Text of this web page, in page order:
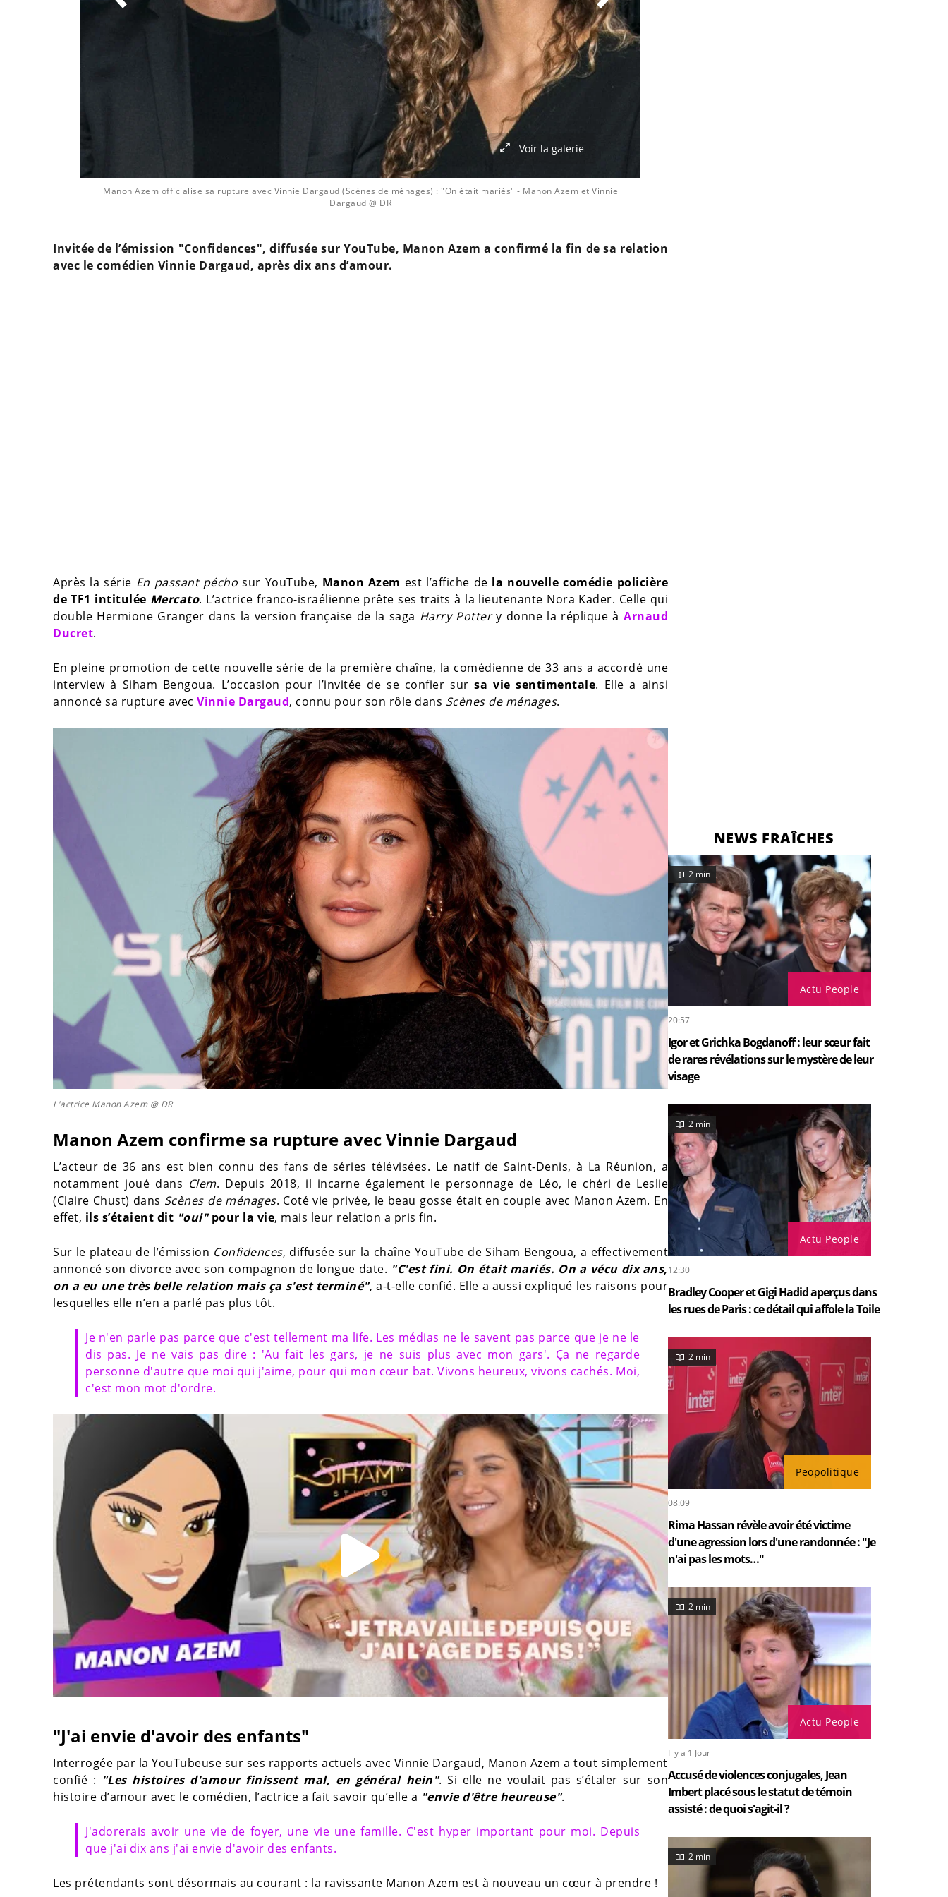
Manon Azem officialise sa rupture avec Vinnie Dargaud (Scènes de ménages) : "On était mariés" - Manon Azem et Vinnie
Dargaud @ DR
Voir la galerie
Invitée de l’émission "Confidences", diffusée sur YouTube, Manon Azem a confirmé la fin de sa relation
avec le comédien Vinnie Dargaud, après dix ans d’amour.
Après la série En passant pécho sur YouTube, Manon Azem est l’affiche de la nouvelle comédie policière
de TF1 intitulée Mercato. L’actrice franco-israélienne prête ses traits à la lieutenante Nora Kader. Celle qui
double Hermione Granger dans la version française de la saga Harry Pottery donne la réplique àArnaud
Ducret.
En pleine promotion de cette nouvelle série de la première chaîne, la comédienne de 33 ans a accordé une
interview à Siham Bengoua. L’occasion pour l’invitée de se confier sursa vie sentimentale. Elle a ainsi
annoncé sa rupture avec Vinnie Dargaud, connu pour son rôle dans Scènes de ménages.
L'actrice Manon Azem @ DR
Manon Azem confirme sa rupture avec Vinnie Dargaud
L’acteur de 36 ans est bien connu des fans de séries télévisées. Le natif de Saint-Denis, à La Réunion, a
notamment joué dans Clem. Depuis 2018, il incarne également le personnage de Léo, le chéri de Leslie
(Claire Chust) dans Scènes de ménages. Coté vie privée, le beau gosse était en couple avec Manon Azem. En
effet, ils s’étaient dit "oui"pour la vie, mais leur relation a pris fin.
Sur le plateau de l’émission Confidences, diffusée sur la chaîne YouTube de Siham Bengoua, a effectivement
annoncé son divorce avec son compagnon de longue date. "C'est fini. On était mariés. On a vécu dix ans,
on a eu une très belle relation mais ça s'est terminé", a-t-elle confié. Elle a aussi expliqué les raisons pour
lesquelles elle n’en a parlé pas plus tôt.
Je n'en parle pas parce que c'est tellement ma life. Les médias ne le savent pas parce que je ne le
dis pas. Je ne vais pas dire : 'Au fait les gars, je ne suis plus avec mon gars'. Ça ne regarde
personne d'autre que moi qui j'aime, pour qui mon cœur bat. Vivons heureux, vivons cachés. Moi,
c'est mon mot d'ordre.
"J'ai envie d'avoir des enfants"
Interrogée par la YouTubeuse sur ses rapports actuels avec Vinnie Dargaud, Manon Azem a tout simplement
confié : "Les histoires d'amour finissent mal, en général hein". Si elle ne voulait pas s’étaler sur son
histoire d’amour avec le comédien, l’actrice a fait savoir qu’elle a "envie d'être heureuse".
J'adorerais avoir une vie de foyer, une vie une famille. C'est hyper important pour moi. Depuis
que j'ai dix ans j'ai envie d'avoir des enfants.
Les prétendants sont désormais au courant : la ravissante Manon Azem est à nouveau un cœur à prendre !
NEWS FRAÎCHES
Actu People
2 min
20:57
Igor et Grichka Bogdanoff : leur sœur fait
de rares révélations sur le mystère de leur
visage
Actu People
2 min
12:30
Bradley Cooper et Gigi Hadid aperçus dans
les rues de Paris : ce détail qui affole la Toile
Peopolitique
2 min
08:09
Rima Hassan révèle avoir été victime
d'une agression lors d'une randonnée : "Je
n'ai pas les mots…"
Actu People
2 min
Il y a 1 Jour
Accusé de violences conjugales, Jean
Imbert placé sous le statut de témoin
assisté : de quoi s'agit-il ?
2 min